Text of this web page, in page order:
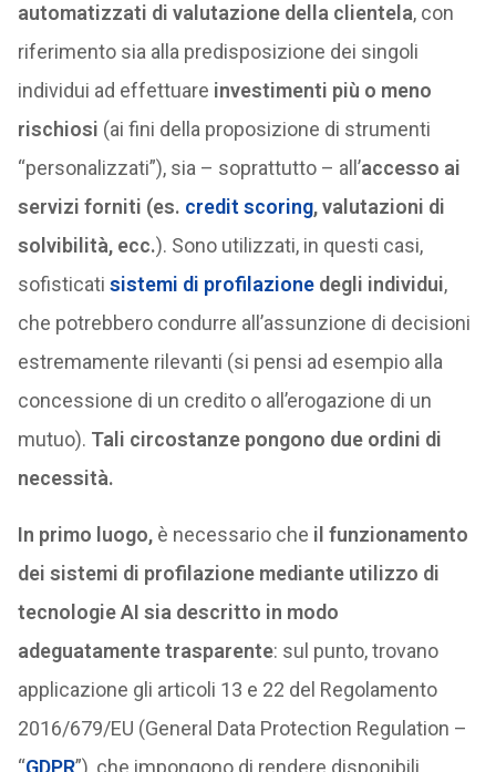
automatizzati di valutazione della clientela, con
riferimento sia alla predisposizione dei singoli
individui ad effettuare investimenti più o meno
rischiosi (ai fini della proposizione di strumenti
“personalizzati”), sia – soprattutto – all’accesso ai
servizi forniti (es. credit scoring, valutazioni di
solvibilità, ecc.). Sono utilizzati, in questi casi,
sofisticati sistemi di profilazionedegli individui,
che potrebbero condurre all’assunzione di decisioni
estremamente rilevanti (si pensi ad esempio alla
concessione di un credito o all’erogazione di un
mutuo). Tali circostanze pongono due ordini di
necessità.
In primo luogo, è necessario che il funzionamento
dei sistemi di profilazione mediante utilizzo di
tecnologie AI sia descritto in modo
adeguatamente trasparente: sul punto, trovano
applicazione gli articoli 13 e 22 del Regolamento
2016/679/EU (General Data Protection Regulation –
“GDPR”), che impongono di rendere disponibili,